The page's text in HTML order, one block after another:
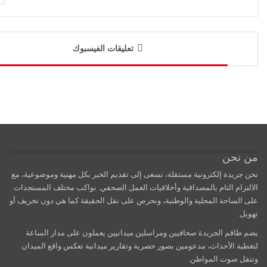
تعليقات الفيسبوك
من نحن
نحن جريدة إلكترونية مستقلة، نسعى إلى تقديم الخبر بكل مهنية وموضوعية، مع
الالتزام التام بالمصداقية وأخلاقيات العمل الصحفي. نواكب مختلف المستجدات
على الساحة المحلية والوطنية، ونحرص على نقل الحقيقة كما هي دون تحريف أو
تهويل.
يضم طاقم الجريدة صحافيين ومراسلين ميدانيين يعملون على مدار الساعة
لتغطية الأحداث، مدعومين بصور حصرية وتقارير ميدانية تعكس واقع الميدان
وتنقل صوت المواطن.